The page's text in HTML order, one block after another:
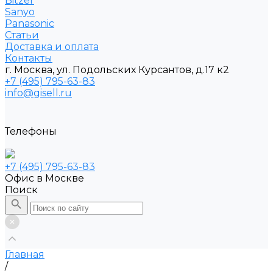
Sanyo
Рanasonic
Статьи
Доставка и оплата
Контакты
г. Москва, ул. Подольских Курсантов, д.17 к2
+7 (495) 795-63-83
info@gisell.ru
Телефоны
+7 (495) 795-63-83
Офис в Москве
Поиск
Главная
/